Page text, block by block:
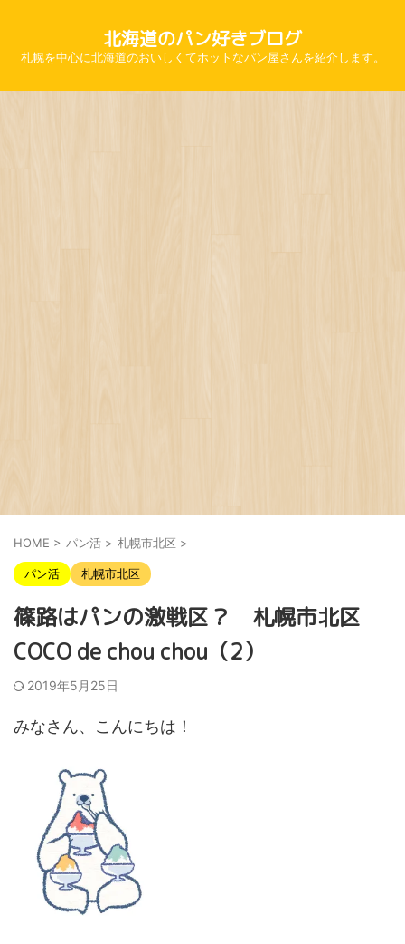
北海道のパン好きブログ
札幌を中心に北海道のおいしくてホットなパン屋さんを紹介します。
HOME > パン活 > 札幌市北区 >
パン活 札幌市北区
篠路はパンの激戦区？ 札幌市北区
COCO de chou chou（2）
2019年5月25日
みなさん、こんにちは！